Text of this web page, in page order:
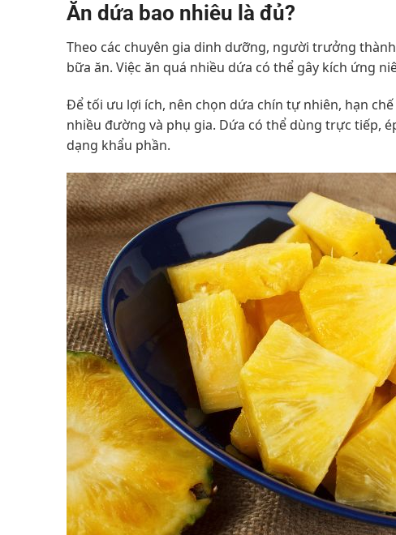
Ăn dứa bao nhiêu là đủ?
Theo các chuyên gia dinh dưỡng, người trưởng
bữa ăn. Việc ăn quá nhiều dứa có thể gây kích ứng
Để tối ưu lợi ích, nên chọn dứa chín tự nhiên, hạn
nhiều đường và phụ gia. Dứa có thể dùng trực tiếp,
dạng khẩu phần.